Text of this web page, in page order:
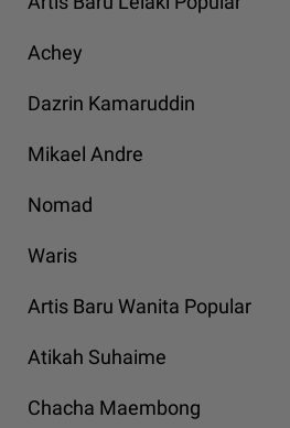
Achey
Dazrin Kamaruddin
Mikael Andre
Nomad
Waris
Artis Baru Wanita Popular
Atikah Suhaime
Chacha Maembong